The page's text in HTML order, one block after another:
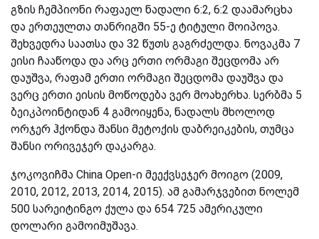
გზის ჩემპიონი რაფაელ ნადალი 6:2, 6:2 დაამარცხა
და ერთეულთა თანრიგში 55-ე ტიტული მოიპოვა.
შეხვედრა საათსა და 32 წუთს გაგრძელდა. ნოვაკმა 7
ეისი ჩააწოდა და არც ერთი ორმაგი შეცდომა არ
დაუშვა, რაფამ ერთი ორმაგი შეცდომა დაუშვა და
ვერც ერთი ეისის მოწოდება ვერ მოახერხა. სერბმა 5
ბეიკპოინტიდან 4 გამოიყენა, ნადალს მხოლოდ
ორჯერ ჰქონდა შანსი მეტოქის დაბრეიკების, თუმცა
შანსი ორივეჯერ დაკარგა.
ჯოკოვიჩმა China Open-ი მეექვსეჯერ მოიგო (2009,
2010, 2012, 2013, 2014, 2015). ამ გამარჯვებით ნოლემ
500 სარეიტინგო ქულა და 654 725 ამერიკული
დოლარი გამოიმუშავა.